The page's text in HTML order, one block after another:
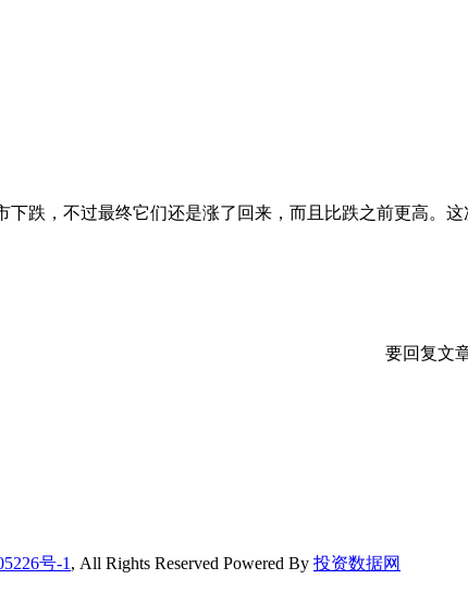
下跌，不过最终它们还是涨了回来，而且比跌之前更高。这
要回复文
号-1 , All Rights Reserved Powered By 投资数据网